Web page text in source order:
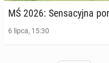
MŚ 2026: Sen­sa­cyj­na
6 lipca, 15:30